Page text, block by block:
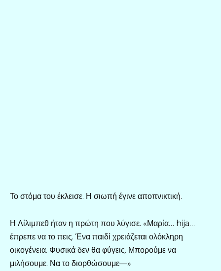
Το στόμα του έκλεισε. Η σιωπή έγινε αποπνικτική.
Η Λίλιμπεθ ήταν η πρώτη που λύγισε. «Μαρία… hija…
έπρεπε να το πεις. Ένα παιδί χρειάζεται ολόκληρη
οικογένεια. Φυσικά δεν θα φύγεις. Μπορούμε να
μιλήσουμε. Να το διορθώσουμε—»